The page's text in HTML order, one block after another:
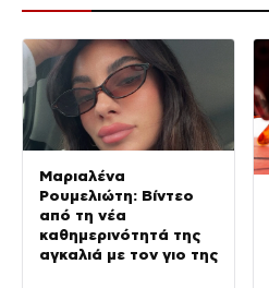
Μαριαλένα
Ρουμελιώτη: Βίντεο
από τη νέα
καθημερινότητά της
αγκαλιά με τον γιο της